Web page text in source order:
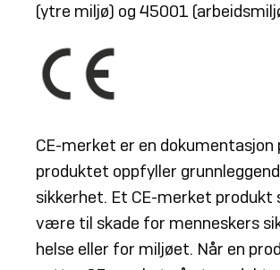
(ytre miljø) og 45001
CE-merket er en dokumentasjon
produktet oppfyller
sikkerhet. Et CE-merket produkt
være til skade for menneskers
helse eller for miljøet. Når en